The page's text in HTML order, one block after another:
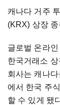
캐나다 거주
(KRX) 상장
글로벌 온라
한국거래소
회사는 캐나
에서 한국 주
할 수 있게 됐